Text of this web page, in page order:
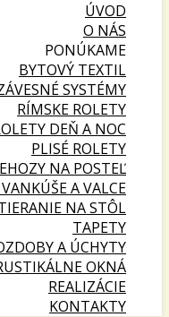
ÚVOD
O NÁS
PONÚKAME
BYTOVÝ TEXTIL
SYSTÉMY
RÍMSKE ROLETY
DEŇ A NOC
PLISÉ ROLETY
NA POSTEĽ
A VALCE
NA STÔL
TAPETY
A ÚCHYTY
OKNÁ
REALIZÁCIE
KONTAKTY